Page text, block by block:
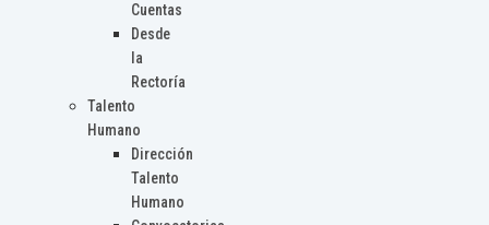
Cuentas
Desde
la
Rectoría
Talento
Humano
Dirección
Talento
Humano